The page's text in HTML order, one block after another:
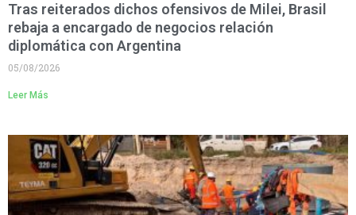
Tras reiterados dichos ofensivos de Milei, Brasil
rebaja a encargado de negocios relación
diplomática con Argentina
05/08/2026
Leer Más